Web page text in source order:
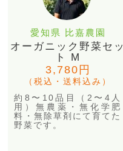
愛知県 比嘉農園
オーガニック野菜セッ
ト M
3,780円
（税込・送料込み）
約8〜10品目（2〜4人
用）無農薬・無化学肥
料・無除草剤にて育てた
野菜です。